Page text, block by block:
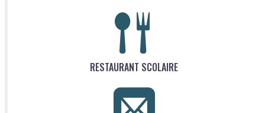
RESTAURANT SCOLAIRE